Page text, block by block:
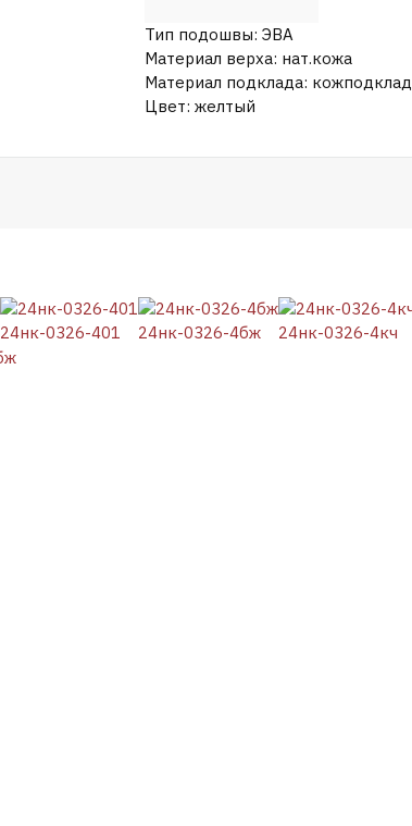
Тип подошвы: ЭВА
Материал верха: нат.кожа
Материал подклада: кожподклад
Цвет: желтый
24нк-0326-401 24нк-0326-4бж 24нк-0326-4кч